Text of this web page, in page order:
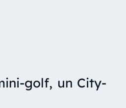
golf, un City-